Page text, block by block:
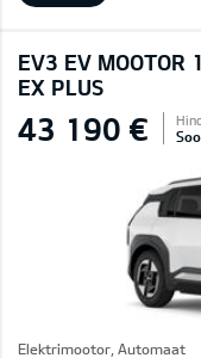
EV3 EV
EX PLUS
43 190 €
Elektrimootor, Automaat